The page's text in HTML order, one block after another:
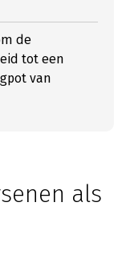
de
tot een
van
als